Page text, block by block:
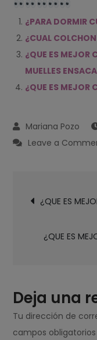
¿PARA DORMIR
¿CUAL
¿QUE ES MEJOR
MUELLES
¿QUE ES MEJOR
Leave a
de¿QUE ES
¿QUE ES
Deja una
Tu dirección de
campos